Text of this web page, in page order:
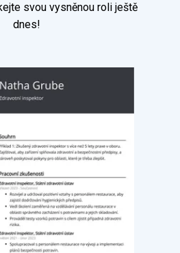
svou vysněnou roli ještě
dnes!